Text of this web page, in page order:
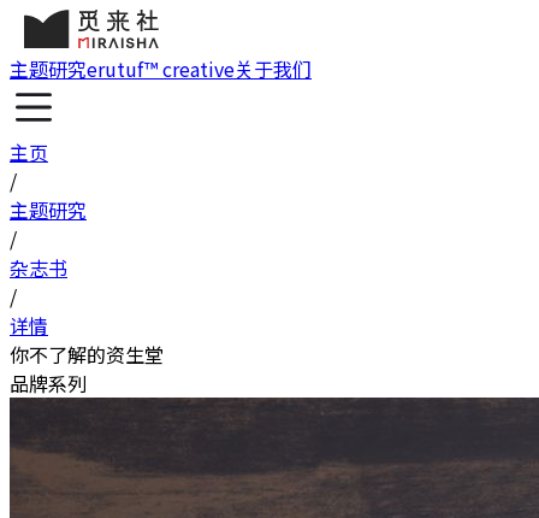
主题研究erutuf™ creative关于我们
主页
/
主题研究
/
杂志书
/
详情
你不了解的资生堂
品牌系列